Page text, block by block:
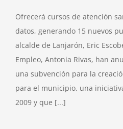
Ofrecerá cursos de atención
datos, generando 15 nuevos
alcalde de Lanjarón, Eric
Empleo, Antonia Rivas, han
una subvención para la
para el municipio, una
2009 y que [...]